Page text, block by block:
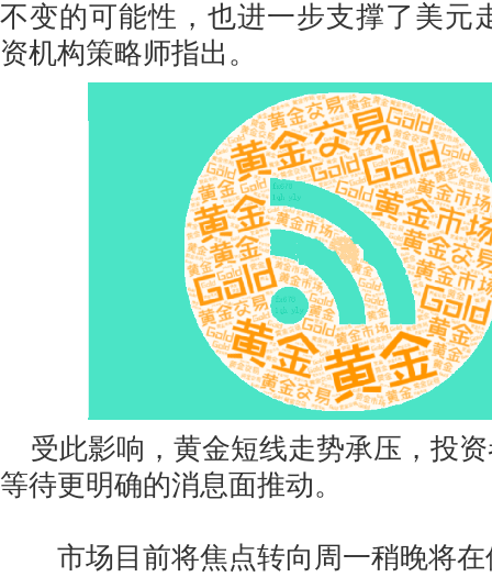
不变的可能性，也进一步支撑了美元
资机构策略师指出。
受此影响，黄金短线走势承压，投
等待更明确的消息面推动。
市场目前将焦点转向周一稍晚将在